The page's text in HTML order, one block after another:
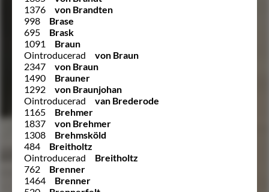
1376
von Brandten
998
Brase
695
Brask
1091
Braun
Ointroducerad
von Braun
2347
von Braun
1490
Brauner
1292
von Braunjohan
Ointroducerad
van Brederode
1165
Brehmer
1837
von Brehmer
1308
Brehmsköld
484
Breitholtz
Ointroducerad
Breitholtz
762
Brenner
1464
Brenner